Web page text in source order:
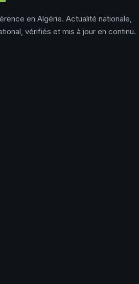
en Algérie. Actualité nationale,
vérifiés et mis à jour en continu.